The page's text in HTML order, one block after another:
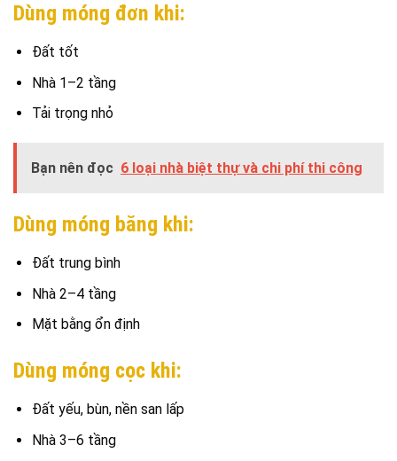
Dùng móng đơn khi:
Đất tốt
Nhà 1–2 tầng
Tải trọng nhỏ
Bạn nên đọc 6 loại nhà biệt thự và chi phí thi công
Dùng móng băng khi:
Đất trung bình
Nhà 2–4 tầng
Mặt bằng ổn định
Dùng móng cọc khi:
Đất yếu, bùn, nền san lấp
Nhà 3–6 tầng